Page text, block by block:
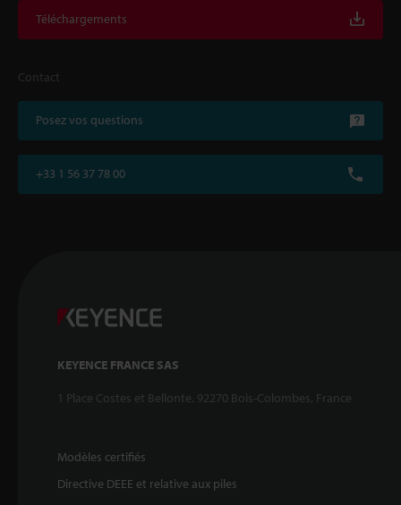
Téléchargements
Contact
Posez vos questions
+33 1 56 37 78 00
KEYENCE FRANCE SAS
1 Place Costes et Bellonte, 92270 Bois-Colombes, France
Modèles certifiés
Directive DEEE et relative aux piles